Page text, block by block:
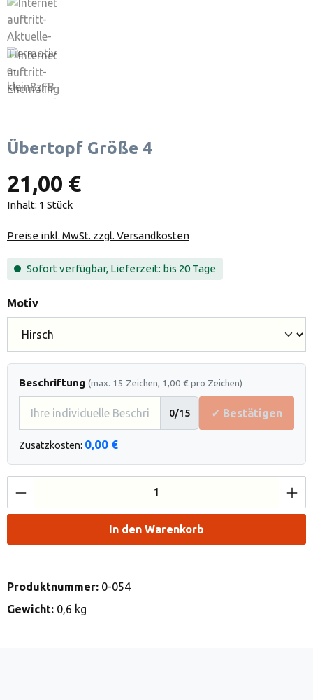
Übertopf Größe 4
21,00 €
Inhalt: 1 Stück
Preise inkl. MwSt. zzgl. Versandkosten
Sofort verfügbar, Lieferzeit: bis 20 Tage
Motivauswählen
Beschriftung (max. 15 Zeichen, 1,00 € pro Zeichen)
0/15 ✓ Bestätigen
Zusatzkosten: 0,00 €
Produkt Anzahl: Gib den gewünschten
In den Warenkorb
Produktnummer: 0-054
Gewicht: 0,6 kg